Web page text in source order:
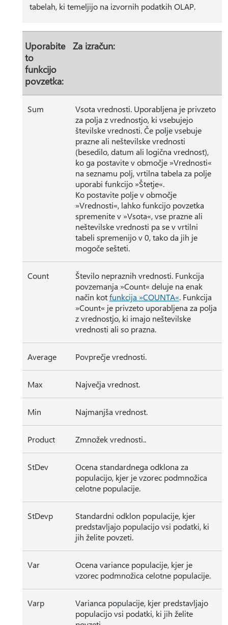
tabelah, ki temeljijo na izvornih podatkih OLAP.
Uporabite
to
funkcijo
povzetka:
Za izračun:
Sum
Vsota vrednosti. Uporabljena je privzeto
za polja z vrednostjo, ki vsebujejo
številske vrednosti. Če polje vsebuje
prazne ali neštevilske vrednosti
(besedilo, datum ali logična vrednost),
ko ga postavite v območje »Vrednosti«
na seznamu polj, vrtilna tabela za polje
uporabi funkcijo »Štetje«.
Ko postavite polje v območje
»Vrednosti«, lahko funkcijo povzetka
spremenite v »Vsota«, vse prazne ali
neštevilske vrednosti pa se v vrtilni
tabeli spremenijo v 0, tako da jih je
mogoče sešteti.
Count
Število nepraznih vrednosti. Funkcija
povzemanja »Count« deluje na enak
način kotfunkcija »COUNTA«. Funkcija
»Count« je privzeto uporabljena za polja
z vrednostjo, ki imajo neštevilske
vrednosti ali so prazna.
Average Povprečje vrednosti.
Max Največja vrednost.
Min Najmanjša vrednost.
Product Zmnožek vrednosti..
StDev
Ocena standardnega odklona za
populacijo, kjer je vzorec podmnožica
celotne populacije.
StDevp
Standardni odklon populacije, kjer
predstavljajo populacijo vsi podatki, ki
jih želite povzeti.
Var
Ocena variance populacije, kjer je
vzorec podmnožica celotne populacije.
Varp
Varianca populacije, kjer predstavljajo
populacijo vsi podatki, ki jih želite